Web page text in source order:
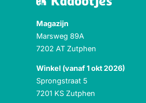
Magazijn
Marsweg 89A
7202 AT Zutphen
Winkel (vanaf 1 okt 2026)
Sprongstraat 5
7201 KS Zutphen